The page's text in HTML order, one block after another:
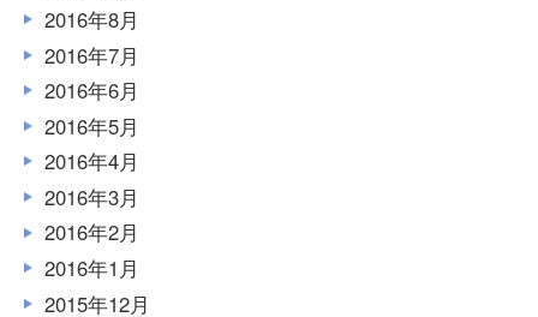
2016年8月
2016年7月
2016年6月
2016年5月
2016年4月
2016年3月
2016年2月
2016年1月
2015年12月